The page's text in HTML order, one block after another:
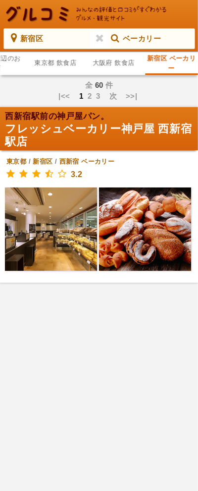
新宿区 ベーカリー
のお
東京都 飲食店 大阪府 飲食店
新宿区 ベーカリ
ー
全 60 件
|<<
1 2 3 次 >>|
西新宿駅前の神戸屋パン。
フレッシュベーカリー神戸屋 西新宿
駅店
東京都 /新宿区 / 西新宿 ベーカリー
3.2